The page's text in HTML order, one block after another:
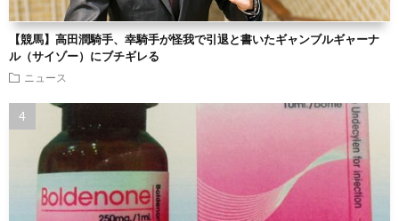
【競馬】高田潤騎手、幸騎手が怪我で引退と書いたギャンブルギャーナ
ル（サイゾー）にブチギレる
ニュース